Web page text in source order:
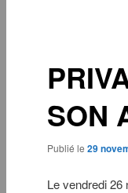
SON
Publié le29
Le vendredi 26